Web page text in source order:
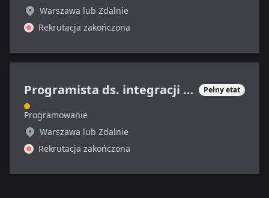
Warszawa lub Zdalnie
Rekrutacja zakończona
Programista ds. integracji systemów Pełny etat
Programowanie
Warszawa lub Zdalnie
Rekrutacja zakończona